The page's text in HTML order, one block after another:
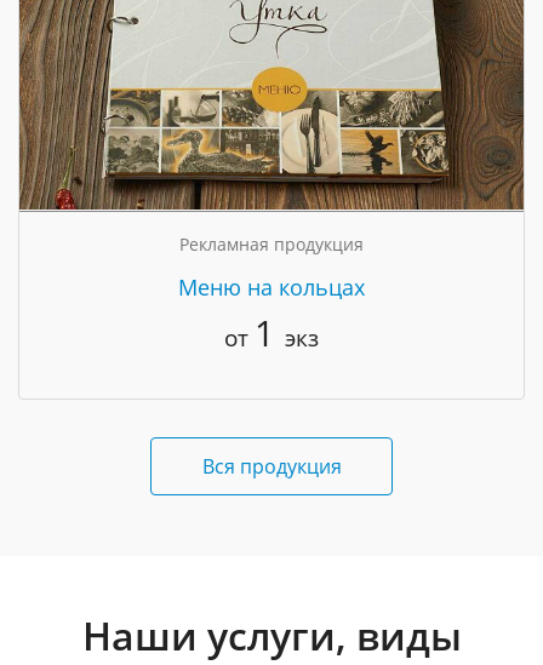
Рекламная продукция
Меню на кольцах
от 1 экз
Вся продукция
Наши услуги, виды